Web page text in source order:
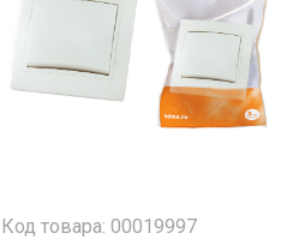
Код товара: 00019997